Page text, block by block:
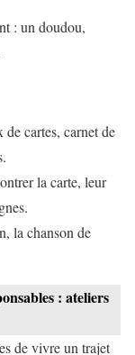
: un doudou,
cartes, carnet de
la carte, leur
la chanson de
: ateliers
de vivre un trajet